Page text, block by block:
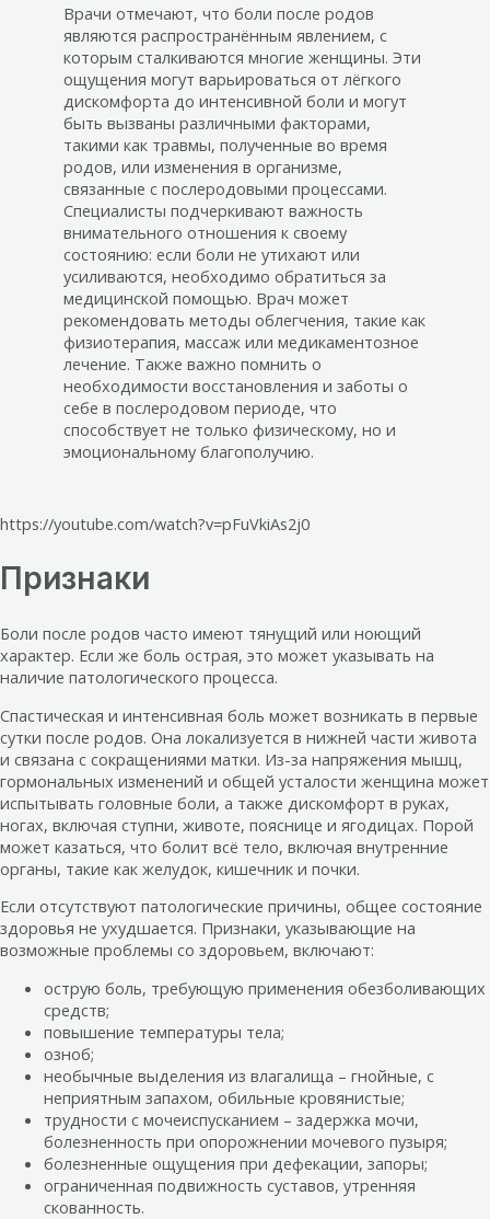
Врачи отмечают, что боли после родов
являются распространённым явлением, с
которым сталкиваются многие женщины. Эти
ощущения могут варьироваться от лёгкого
дискомфорта до интенсивной боли и могут
быть вызваны различными факторами,
такими как травмы, полученные во время
родов, или изменения в организме,
связанные с послеродовыми процессами.
Специалисты подчеркивают важность
внимательного отношения к своему
состоянию: если боли не утихают или
усиливаются, необходимо обратиться за
медицинской помощью. Врач может
рекомендовать методы облегчения, такие как
физиотерапия, массаж или медикаментозное
лечение. Также важно помнить о
необходимости восстановления и заботы о
себе в послеродовом периоде, что
способствует не только физическому, но и
эмоциональному благополучию.
https://youtube.com/watch?v=pFuVkiAs2j0
Признаки
Боли после родов часто имеют тянущий или ноющий
характер. Если же боль острая, это может указывать на
наличие патологического процесса.
Спастическая и интенсивная боль может возникать в первые
сутки после родов. Она локализуется в нижней части живота
и связана с сокращениями матки. Из-за напряжения мышц,
гормональных изменений и общей усталости женщина может
испытывать головные боли, а также дискомфорт в руках,
ногах, включая ступни, животе, пояснице и ягодицах. Порой
может казаться, что болит всё тело, включая внутренние
органы, такие как желудок, кишечник и почки.
Если отсутствуют патологические причины, общее состояние
здоровья не ухудшается. Признаки, указывающие на
возможные проблемы со здоровьем, включают:
острую боль, требующую применения обезболивающих
средств;
повышение температуры тела;
озноб;
необычные выделения из влагалища – гнойные, с
неприятным запахом, обильные кровянистые;
трудности с мочеиспусканием – задержка мочи,
болезненность при опорожнении мочевого пузыря;
болезненные ощущения при дефекации, запоры;
ограниченная подвижность суставов, утренняя
скованность.